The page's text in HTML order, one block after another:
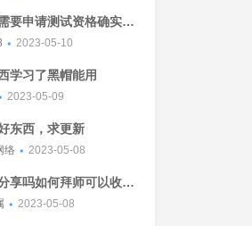
要申请测试资格确实不
西2023-05-10
学习了黑帽能用
2023-05-09
东西，求更新
络 2023-05-08
享吗如何拜师可以收我
2023-05-08